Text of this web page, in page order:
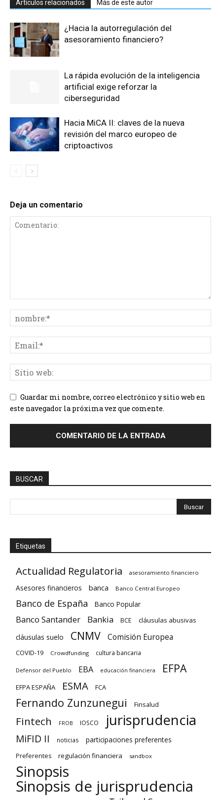
Artículos relacionados Más de este autor
¿Hacia la autorregulación del
asesoramiento financiero?
La rápida evolución de la inteligencia
artificial exige reforzar la
ciberseguridad
Hacia MiCA II: claves de la nueva
revisión del marco europeo de
criptoactivos
Deja un comentario
Guardar mi nombre, correo electrónico y sitio web en
este navegador la próxima vez que comente.
BUSCAR
Etiquetas
Actualidad Regulatoria asesoramiento financiero
Asesores financieros banca Banco Central Europeo
Banco de España Banco Popular
Banco Santander Bankia BCE cláusulas abusivas
cláusulas suelo CNMV Comisión Europea
COVID-19 Crowdfunding cultura bancaria
Defensor del Pueblo EBA educación financiera EFPA
EFPA ESPAÑA ESMA FCA
Fernando Zunzunegui Finsalud
Fintech FROB IOSCO jurisprudencia
MiFID II noticias participaciones preferentes
Preferentes regulación financiera sandbox
Sinopsis
Sinopsis de jurisprudencia